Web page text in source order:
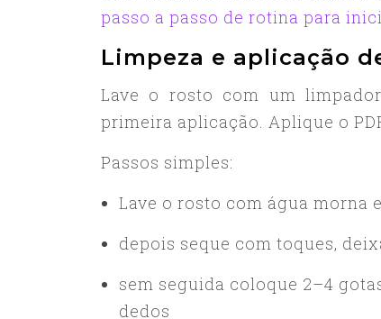
passo a passo de rotina para
Limpeza e aplicação
Lave o rosto com um
primeira aplicação. Aplique o
Passos simples:
Lave o rosto com água morna
depois seque com toques,
sem seguida coloque 2–4
dedos